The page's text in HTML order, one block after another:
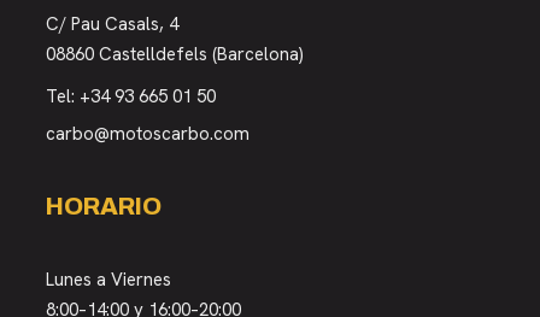
C/ Pau Casals, 4
08860 Castelldefels (Barcelona)
Tel: +34 93 665 01 50
carbo@motoscarbo.com
HORARIO
Lunes a Viernes
8:00–14:00 y 16:00–20:00